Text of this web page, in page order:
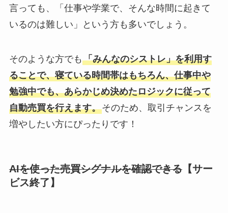
言っても、「仕事や学業で、そんな時間に起きて
いるのは難しい」という方も多いでしょう。
そのような方でも 「みんなのシストレ」を利用す
ることで、寝ている時間帯はもちろん、仕事中や
勉強中でも、あらかじめ決めたロジックに従って
自動売買を行えます。そのため、取引チャンスを
増やしたい方にぴったりです！
AIを使った売買シグナルを確認できる【サー
ビス終了】